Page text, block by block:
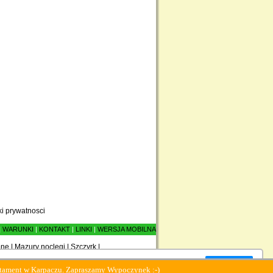
prywatnosci
WARUNKI | KONTAKT | LINKI | WERSJA MOBILNA
|Mazury noclegi|Szczyrk|
Zapraszamy Wypoczynek :-)